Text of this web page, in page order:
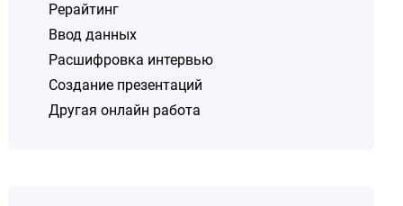
Рерайтинг
Ввод данных
Расшифровка интервью
Создание презентаций
Другая онлайн работа